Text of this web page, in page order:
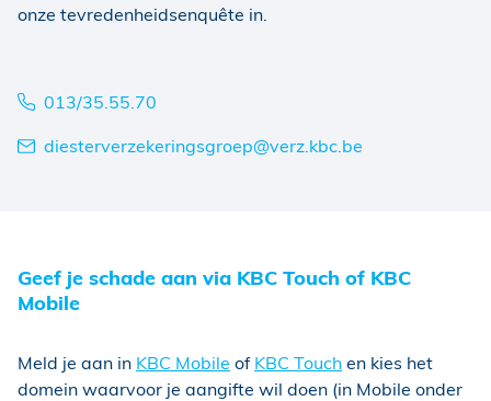
onze tevredenheidsenquête in.
013/35.55.70
diesterverzekeringsgroep@verz.kbc.be
Geef je schade aan via KBC Touch of KBC
Mobile
Meld je aan in KBC Mobile ofKBC Touchen kies het
domein waarvoor je aangifte wil doen (in Mobile onder